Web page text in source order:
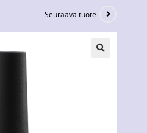
Seuraava tuote